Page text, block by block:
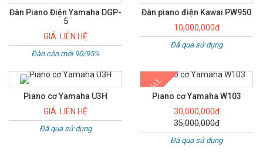
Đàn Piano Điện Yamaha DGP-
5
GIÁ: LIÊN HỆ
Đàn còn mới 90/95%
Đàn piano điện Kawai PW950
10,000,000đ
Đã qua sử dụng
Piano cơ Yamaha U3H
GIÁ: LIÊN HỆ
Đã qua sử dụng
SALE
Piano cơ Yamaha W103
30,000,000đ
35,000,000đ
Đã qua sử dụng